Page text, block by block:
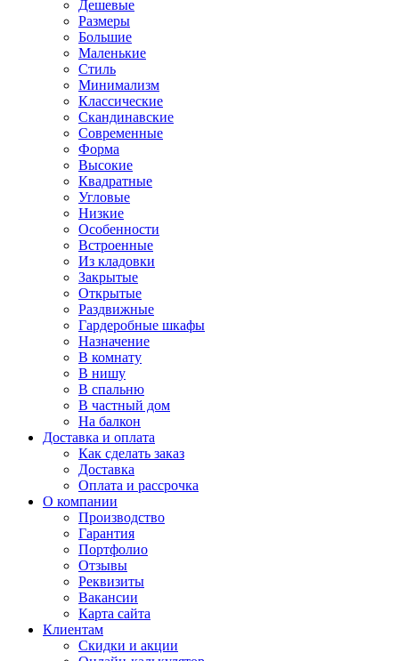
Дешевые
Размеры
Большие
Маленькие
Стиль
Минимализм
Классические
Скандинавские
Современные
Форма
Высокие
Квадратные
Угловые
Низкие
Особенности
Встроенные
Из кладовки
Закрытые
Открытые
Раздвижные
Гардеробные шкафы
Назначение
В комнату
В нишу
В спальню
В частный дом
На балкон
Доставка и оплата
Как сделать заказ
Доставка
Оплата и рассрочка
О компании
Производство
Гарантия
Портфолио
Отзывы
Реквизиты
Вакансии
Карта сайта
Клиентам
Скидки и акции